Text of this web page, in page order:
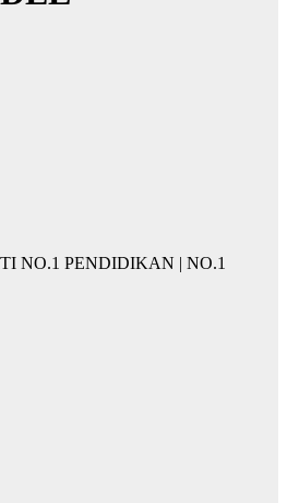
NO.1 PENDIDIKAN | NO.1